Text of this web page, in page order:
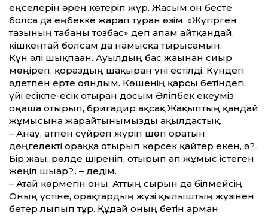
еңселерін әрең көтеріп жүр. Жасым он бесте
болса да еңбекке жарап тұрған өзім. «Жүгірген
тазының табаны тозбас» деп апам айт­қандай,
кішкентай болсам да намысқа тырысамын.
Күн әлі шықпаған. Ауылдың бас жағынан сиыр
мөңіреп, қораздың шақырған үні естілді. Күндегі
әдетпен ерте ояндым. Көшенің қарсы бетіндегі,
үйі есікпе-есік отырған досым Әліпбек екеуміз
оңаша отырып, бригадир ақсақ Жақыптың қандай
жұмысына жарайтынымызды ақылдастық.
– Анау, атпен сүйреп жүріп шөп оратын
дөңгелекті ораққа отырып көрсек қайтер екен, ә?..
Бір жағы, рөлде шіреніп, отырып ап жұмыс істеген
жеңіл шығар?.. – дедім.
– Атай көрмегін оны. Аттың сырын да білмейсің.
Оның үстіне, орақтардың жүзі қылыштың жүзінен
бетер лыпып тұр. Құдай оның бетін арман